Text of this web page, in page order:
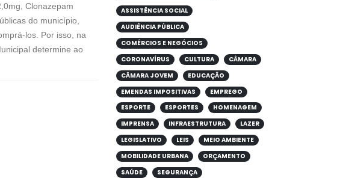
Clonazepam
do município,
los. Por isso, na
determine ao
ASSISTÊNCIA SOCIAL
AUDIÊNCIA PÚBLICA
COMÉRCIOS E NEGÓCIOS
CORONAVÍRUS
CULTURA
CÂMARA
CÂMARA JOVEM
EDUCAÇÃO
EMENDAS IMPOSITIVAS
EMPREGO
ESPORTE
ESPORTES
HOMENAGEM
IMPRENSA
INFRAESTRUTURA
LAZER
LEGISLATIVO
LEIS
MEIO AMBIENTE
MOBILIDADE URBANA
ORÇAMENTO
SAÚDE
SEGURANÇA